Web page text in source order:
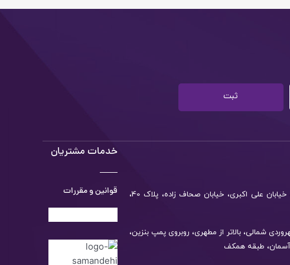
ثبت
دفتر مرکزی: تهران، خیابان مطهری، خیابان علی اکبری، خیابان صحاف زاده، پلاک 40،
خیابان سهروردی شمالی، بالاتر از مطهری، روبروی پمپ بنزین،
خدمات مشتریان
قوانین و مقررات